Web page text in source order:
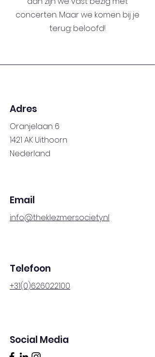
concerten. Maar we komen bij je
terug: beloofd!
Adres
Oranjelaan 6
1421 AK Uithoorn
Nederland
Email
info@theklezmersociety.nl
Telefoon
+31(0)626022100
Social Media